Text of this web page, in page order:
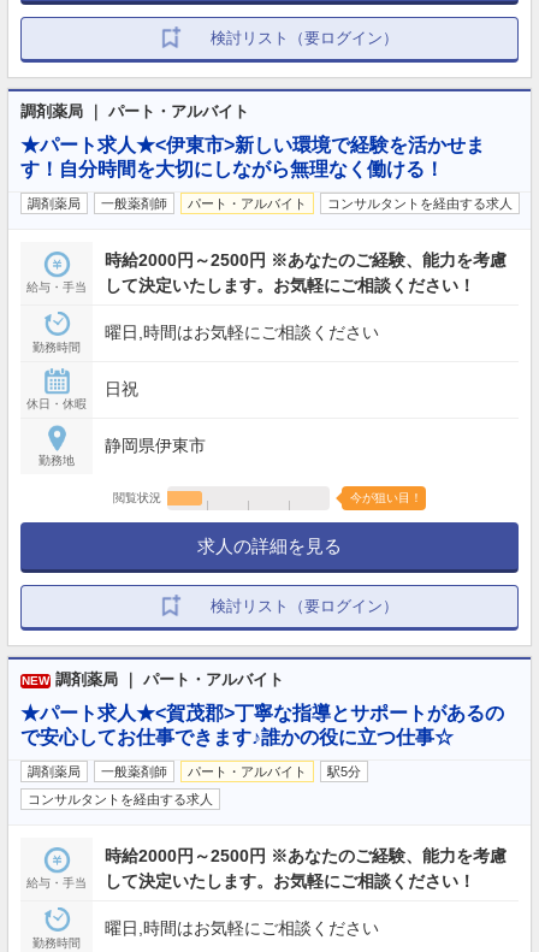
検討リスト（要ログイン）
調剤薬局 ｜ パート・アルバイト
★パート求人★<伊東市>新しい環境で経験を活かせま
す！自分時間を大切にしながら無理なく働ける！
調剤薬局 一般薬剤師 パート・アルバイト コンサルタントを経由する求人
給与・手当
時給2000円～2500円 ※あなたのご経験、能力を考慮
して決定いたします。お気軽にご相談ください！
勤務時間
曜日,時間はお気軽にご相談ください
休日・休暇
日祝
勤務地
静岡県伊東市
閲覧状況 今が狙い目！
求人の詳細を見る
検討リスト（要ログイン）
NEW 調剤薬局 ｜ パート・アルバイト
★パート求人★<賀茂郡>丁寧な指導とサポートがあるの
で安心してお仕事できます♪誰かの役に立つ仕事☆
調剤薬局 一般薬剤師 パート・アルバイト
駅5分
コンサルタントを経由する求人
給与・手当
時給2000円～2500円 ※あなたのご経験、能力を考慮
して決定いたします。お気軽にご相談ください！
勤務時間
曜日,時間はお気軽にご相談ください